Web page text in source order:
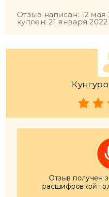
Отзыв написан: 12
куплен: 21 января
Отзыв получен
расшифровкой